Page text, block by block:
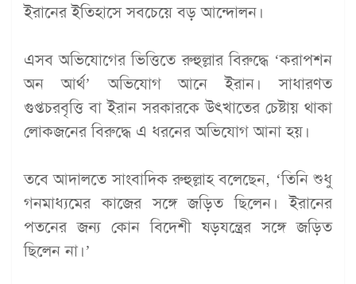
ইরানের ইতিহাসে সবচেয়ে বড় আন্দোলন।
এসব অভিযোগের ভিত্তিতে রুহুল্লার বিরুদ্ধে ‘করাপশন
অন আর্থ’ অভিযোগ আনে ইরান। সাধারণত
গুপ্তচরবৃত্তি বা ইরান সরকারকে উৎখাতের চেষ্টায় থাকা
লোকজনের বিরুদ্ধে এ ধরনের অভিযোগ আনা হয়।
তবে আদালতে সাংবাদিক রুহুল্লাহ বলেছেন, ‘তিনি শুধু
গনমাধ্যমের কাজের সঙ্গে জড়িত ছিলেন। ইরানের
পতনের জন্য কোন বিদেশী ষড়যন্ত্রের সঙ্গে জড়িত
ছিলেন না।’